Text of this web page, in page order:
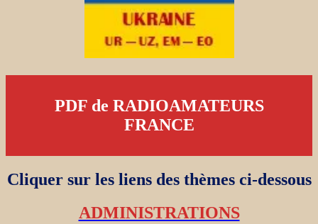
PDF de RADIOAMATEURS
FRANCE
Cliquer sur les liens des thèmes ci-dessous
ADMINISTRATIONS